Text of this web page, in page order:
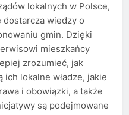
lokalnych w Polsce,
dostarcza wiedzy o
gmin. Dzięki
mieszkańcy
zrozumieć, jak
ich lokalne władze, jakie
i obowiązki, a także
są podejmowane